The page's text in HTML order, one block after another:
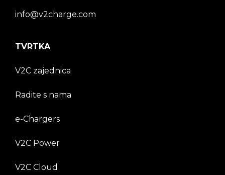
info@v2charge.com
TVRTKA
V2C zajednica
Radite s nama
e-Chargers
V2C Power
V2C Cloud